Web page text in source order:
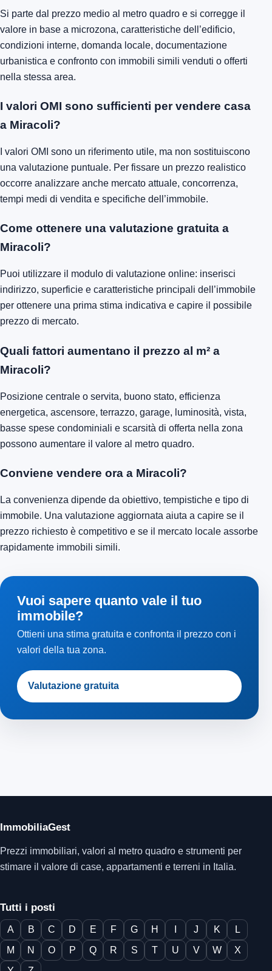
Si parte dal prezzo medio al metro quadro e si corregge il
valore in base a microzona, caratteristiche dell’edificio,
condizioni interne, domanda locale, documentazione
urbanistica e confronto con immobili simili venduti o offerti
nella stessa area.
I valori OMI sono sufficienti per vendere casa
a Miracoli?
I valori OMI sono un riferimento utile, ma non sostituiscono
una valutazione puntuale. Per fissare un prezzo realistico
occorre analizzare anche mercato attuale, concorrenza,
tempi medi di vendita e specifiche dell’immobile.
Come ottenere una valutazione gratuita a
Miracoli?
Puoi utilizzare il modulo di valutazione online: inserisci
indirizzo, superficie e caratteristiche principali dell’immobile
per ottenere una prima stima indicativa e capire il possibile
prezzo di mercato.
Quali fattori aumentano il prezzo al m² a
Miracoli?
Posizione centrale o servita, buono stato, efficienza
energetica, ascensore, terrazzo, garage, luminosità, vista,
basse spese condominiali e scarsità di offerta nella zona
possono aumentare il valore al metro quadro.
Conviene vendere ora a Miracoli?
La convenienza dipende da obiettivo, tempistiche e tipo di
immobile. Una valutazione aggiornata aiuta a capire se il
prezzo richiesto è competitivo e se il mercato locale assorbe
rapidamente immobili simili.
Vuoi sapere quanto vale il tuo
immobile?
Ottieni una stima gratuita e confronta il prezzo con i
valori della tua zona.
Valutazione gratuita
ImmobiliaGest
Prezzi immobiliari, valori al metro quadro e strumenti per
stimare il valore di case, appartamenti e terreni in Italia.
Tutti i posti
A B C D E F G H J K
L
M
N O P Q R S T U V W
X